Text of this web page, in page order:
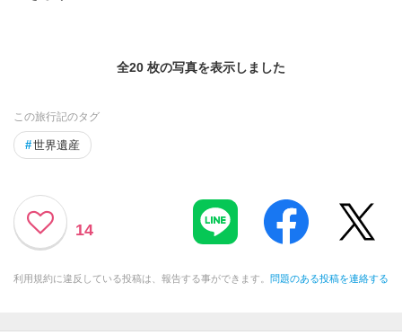
全20 枚の写真を表示しました
この旅行記のタグ
#世界遺産
14
利用規約に違反している投稿は、報告する事ができます。 問題のある投稿を連絡する